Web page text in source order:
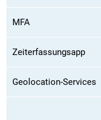
MFA
Zeiterfassungsapp
Geolocation-Services